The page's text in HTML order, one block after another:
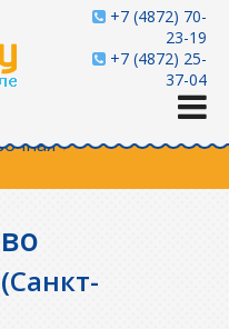
+7 (4872) 70-
23-19
+7 (4872) 25-
37-04